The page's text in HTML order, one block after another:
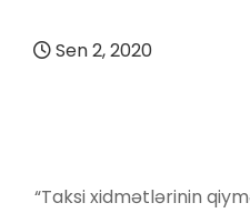
Sen 2, 2020
“Taksi xidmətlərinin